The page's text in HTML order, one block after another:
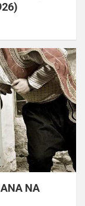
NA